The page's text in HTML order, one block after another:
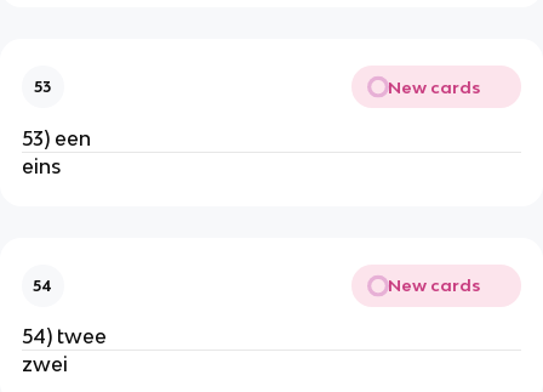
53 New cards
53) een
eins
54 New cards
54) twee
zwei